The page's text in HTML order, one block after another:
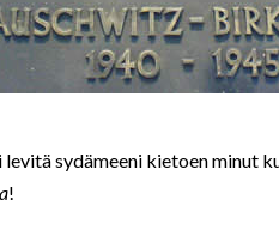
sydämeeni kietoen minut
!